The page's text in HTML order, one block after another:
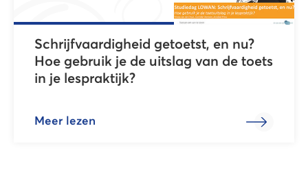
Schrijfvaardigheid getoetst, en nu?
Hoe gebruik je de uitslag van de toets
in je lespraktijk?
Meer lezen